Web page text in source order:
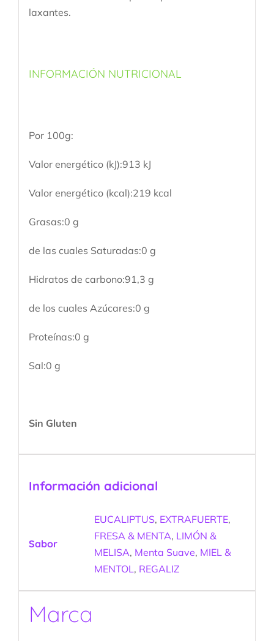
laxantes.
INFORMACIÓN NUTRICIONAL
Por 100g:
Valor energético (kJ):913 kJ
Valor energético (kcal):219 kcal
Grasas:0 g
de las cuales Saturadas:0 g
Hidratos de carbono:91,3 g
de los cuales Azúcares:0 g
Proteínas:0 g
Sal:0 g
Sin Gluten
Información adicional
Sabor
EUCALIPTUS, EXTRAFUERTE,
FRESA & MENTA, LIMÓN &
MELISA, Menta Suave, MIEL &
MENTOL, REGALIZ
Marca